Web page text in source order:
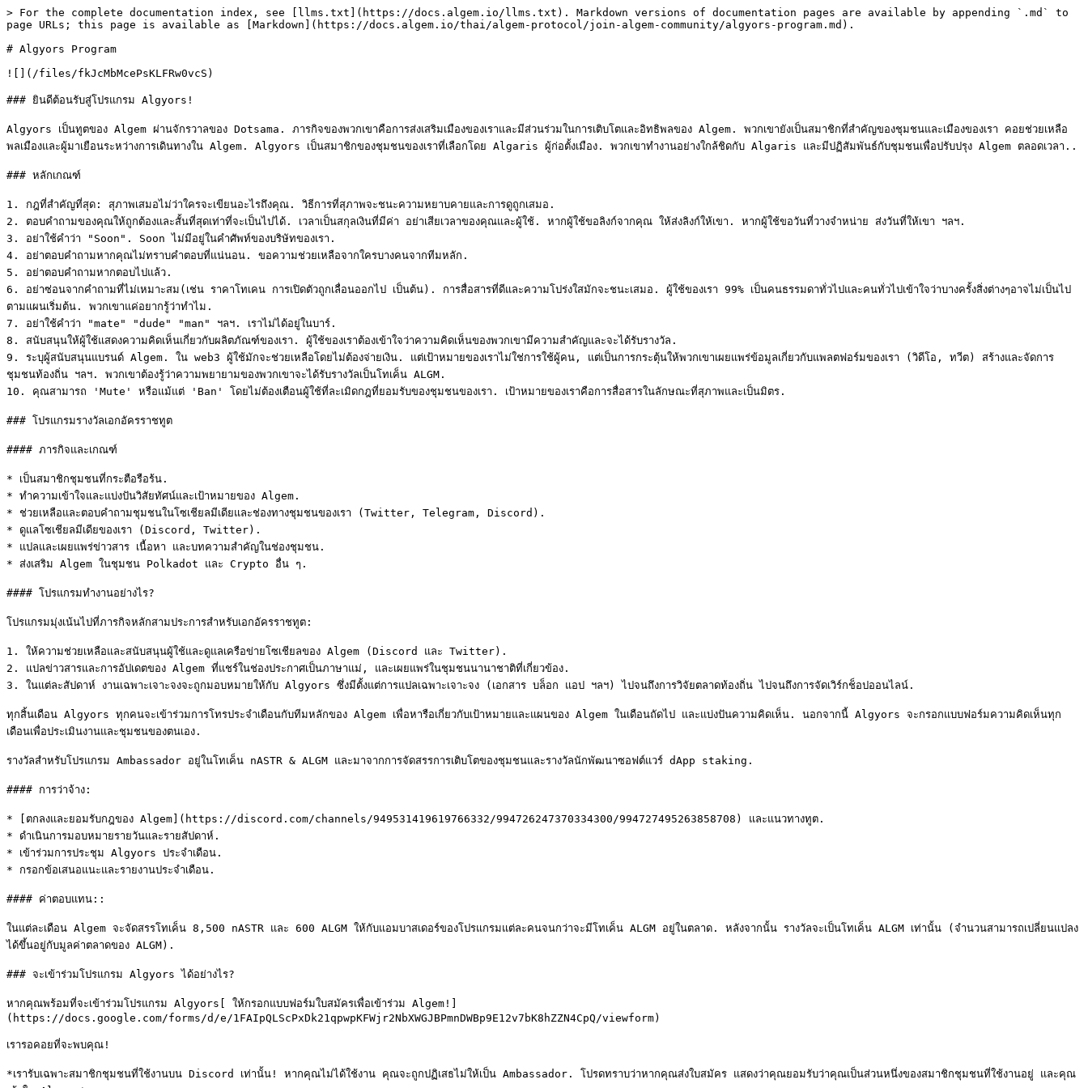
> For the complete documentation index, see [llms.txt](https://docs.algem.io/llms.txt). Markdown versions of documentation pages are available by appending `.md` to
page URLs; this page is available as [Markdown](https://docs.algem.io/thai/algem-protocol/join-algem-community/algyors-program.md).
# Algyors Program
![](/files/fkJcMbMcePsKLFRw0vcS)
### ยินดีต้อนรับสู่โปรแกรม Algyors!
Algyors เป็นทูตของ Algem ผ่านจักรวาลของ Dotsama. ภารกิจของพวกเขาคือการส่งเสริมเมืองของเราและมีส่วนร่วมในการเติบโตและอิทธิพลของ Algem. พวกเขายังเป็นสมาชิกที่สำคัญของชุมชนและเมืองของเรา คอยช่วยเหลือ
พลเมืองและผู้มาเยือนระหว่างการเดินทางใน Algem. Algyors เป็นสมาชิกของชุมชนของเราที่เลือกโดย Algaris ผู้ก่อตั้งเมือง. พวกเขาทำงานอย่างใกล้ชิดกับ Algaris และมีปฏิสัมพันธ์กับชุมชนเพื่อปรับปรุง Algem ตลอดเวลา..
### หลักเกณฑ์
1. กฎที่สำคัญที่สุด: สุภาพเสมอไม่ว่าใครจะเขียนอะไรถึงคุณ. วิธีการที่สุภาพจะชนะความหยาบคายและการดูถูกเสมอ.
2. ตอบคำถามของคุณให้ถูกต้องและสั้นที่สุดเท่าที่จะเป็นไปได้. เวลาเป็นสกุลเงินที่มีค่า อย่าเสียเวลาของคุณและผู้ใช้. หากผู้ใช้ขอลิงก์จากคุณ ให้ส่งลิงก์ให้เขา. หากผู้ใช้ขอวันที่วางจำหน่าย ส่งวันที่ให้เขา ฯลฯ.
3. อย่าใช้คำว่า "Soon". Soon ไม่มีอยู่ในคำศัพท์ของบริษัทของเรา.
4. อย่าตอบคำถามหากคุณไม่ทราบคำตอบที่แน่นอน. ขอความช่วยเหลือจากใครบางคนจากทีมหลัก.
5. อย่าตอบคำถามหากตอบไปแล้ว.
6. อย่าซ่อนจากคำถามที่ไม่เหมาะสม(เช่น ราคาโทเคน การเปิดตัวถูกเลื่อนออกไป เป็นต้น). การสื่อสารที่ดีและความโปร่งใสมักจะชนะเสมอ. ผู้ใช้ของเรา 99% เป็นคนธรรมดาทั่วไปและคนทั่วไปเข้าใจว่าบางครั้งสิ่งต่างๆอาจไม่เป็นไป
ตามแผนเริ่มต้น. พวกเขาแค่อยากรู้ว่าทำไม.
7. อย่าใช้คำว่า "mate" "dude" "man" ฯลฯ. เราไม่ได้อยู่ในบาร์.
8. สนับสนุนให้ผู้ใช้แสดงความคิดเห็นเกี่ยวกับผลิตภัณฑ์ของเรา. ผู้ใช้ของเราต้องเข้าใจว่าความคิดเห็นของพวกเขามีความสำคัญและจะได้รับรางวัล.
9. ระบุผู้สนับสนุนแบรนด์ Algem. ใน web3 ผู้ใช้มักจะช่วยเหลือโดยไม่ต้องจ่ายเงิน. แต่เป้าหมายของเราไม่ใช่การใช้ผู้คน, แต่เป็นการกระตุ้นให้พวกเขาเผยแพร่ข้อมูลเกี่ยวกับแพลตฟอร์มของเรา (วิดีโอ, ทวีต) สร้างและจัดการ
ชุมชนท้องถิ่น ฯลฯ. พวกเขาต้องรู้ว่าความพยายามของพวกเขาจะได้รับรางวัลเป็นโทเค็น ALGM.
10. คุณสามารถ 'Mute' หรือแม้แต่ 'Ban' โดยไม่ต้องเตือนผู้ใช้ที่ละเมิดกฎที่ยอมรับของชุมชนของเรา. เป้าหมายของเราคือการสื่อสารในลักษณะที่สุภาพและเป็นมิตร.
### โปรแกรมรางวัลเอกอัครราชทูต
#### ภารกิจและเกณฑ์
* เป็นสมาชิกชุมชนที่กระตือรือร้น.
* ทำความเข้าใจและแบ่งปันวิสัยทัศน์และเป้าหมายของ Algem.
* ช่วยเหลือและตอบคำถามชุมชนในโซเชียลมีเดียและช่องทางชุมชนของเรา (Twitter, Telegram, Discord).
* ดูแลโซเชียลมีเดียของเรา (Discord, Twitter).
* แปลและเผยแพร่ข่าวสาร เนื้อหา และบทความสำคัญในช่องชุมชน.
* ส่งเสริม Algem ในชุมชน Polkadot และ Crypto อื่น ๆ.
#### โปรแกรมทำงานอย่างไร?
โปรแกรมมุ่งเน้นไปที่ภารกิจหลักสามประการสำหรับเอกอัครราชทูต:
1. ให้ความช่วยเหลือและสนับสนุนผู้ใช้และดูแลเครือข่ายโซเชียลของ Algem (Discord และ Twitter).
2. แปลข่าวสารและการอัปเดตของ Algem ที่แชร์ในช่องประกาศเป็นภาษาแม่, และเผยแพร่ในชุมชนนานาชาติที่เกี่ยวข้อง.
3. ในแต่ละสัปดาห์ งานเฉพาะเจาะจงจะถูกมอบหมายให้กับ Algyors ซึ่งมีตั้งแต่การแปลเฉพาะเจาะจง (เอกสาร บล็อก แอป ฯลฯ) ไปจนถึงการวิจัยตลาดท้องถิ่น ไปจนถึงการจัดเวิร์กช็อปออนไลน์.
ทุกสิ้นเดือน Algyors ทุกคนจะเข้าร่วมการโทรประจำเดือนกับทีมหลักของ Algem เพื่อหารือเกี่ยวกับเป้าหมายและแผนของ Algem ในเดือนถัดไป และแบ่งปันความคิดเห็น. นอกจากนี้ Algyors จะกรอกแบบฟอร์มความคิดเห็นทุก
เดือนเพื่อประเมินงานและชุมชนของตนเอง.
รางวัลสำหรับโปรแกรม Ambassador อยู่ในโทเค็น nASTR & ALGM และมาจากการจัดสรรการเติบโตของชุมชนและรางวัลนักพัฒนาซอฟต์แวร์ dApp staking.
#### การว่าจ้าง:
* [ตกลงและยอมรับกฎของ Algem](https://discord.com/channels/949531419619766332/994726247370334300/994727495263858708) และแนวทางทูต.
* ดำเนินการมอบหมายรายวันและรายสัปดาห์.
* เข้าร่วมการประชุม Algyors ประจำเดือน.
* กรอกข้อเสนอแนะและรายงานประจำเดือน.
#### ค่าตอบแทน::
ในแต่ละเดือน Algem จะจัดสรรโทเค็น 8,500 nASTR และ 600 ALGM ให้กับแอมบาสเดอร์ของโปรแกรมแต่ละคนจนกว่าจะมีโทเค็น ALGM อยู่ในตลาด. หลังจากนั้น รางวัลจะเป็นโทเค็น ALGM เท่านั้น (จำนวนสามารถเปลี่ยนแปลง
ได้ขึ้นอยู่กับมูลค่าตลาดของ ALGM).
### จะเข้าร่วมโปรแกรม Algyors ได้อย่างไร?
หากคุณพร้อมที่จะเข้าร่วมโปรแกรม Algyors[ ให้กรอกแบบฟอร์มใบสมัครเพื่อเข้าร่วม Algem!]
(https://docs.google.com/forms/d/e/1FAIpQLScPxDk21qpwpKFWjr2NbXWGJBPmnDWBp9E12v7bK8hZZN4CpQ/viewform)
เรารอคอยที่จะพบคุณ!
*เรารับเฉพาะสมาชิกชุมชนที่ใช้งานบน Discord เท่านั้น! หากคุณไม่ได้ใช้งาน คุณจะถูกปฏิเสธไม่ให้เป็น Ambassador. โปรดทราบว่าหากคุณส่งใบสมัคร แสดงว่าคุณยอมรับว่าคุณเป็นส่วนหนึ่งของสมาชิกชุมชนที่ใช้งานอยู่ และคุณ